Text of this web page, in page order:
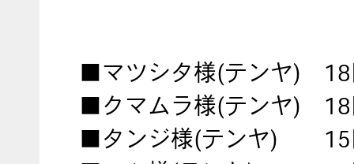
■マツシタ様(テンヤ) 18
■クマムラ様(テンヤ) 18
■タンジ様(テンヤ) 15